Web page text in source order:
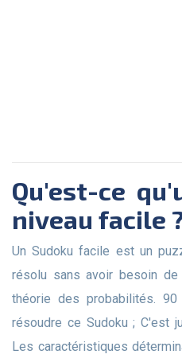
Qu'est-ce qu'un Sudoku de
niveau facile
Un Sudoku facile est un puzzle de Sudoku qui peut être
résolu sans avoir besoin
théorie des probabilités.
résoudre ce Sudoku ; C'est
Les caractéristiques